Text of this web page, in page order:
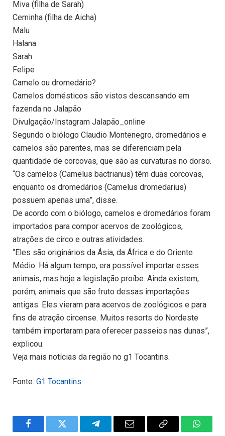
Miva (filha de Sarah)
Ceminha (filha de Aicha)
Malu
Halana
Sarah
Felipe
Camelo ou dromedário?
Camelos domésticos são vistos descansando em
fazenda no Jalapão
Divulgação/Instagram Jalapão_online
Segundo o biólogo Claudio Montenegro, dromedários e
camelos são parentes, mas se diferenciam pela
quantidade de corcovas, que são as curvaturas no dorso.
“Os camelos (Camelus bactrianus) têm duas corcovas,
enquanto os dromedários (Camelus dromedarius)
possuem apenas uma”, disse.
De acordo com o biólogo, camelos e dromedários foram
importados para compor acervos de zoológicos,
atrações de circo e outras atividades.
“Eles são originários da Ásia, da África e do Oriente
Médio. Há algum tempo, era possível importar esses
animais, mas hoje a legislação proíbe. Ainda existem,
porém, animais que são fruto dessas importações
antigas. Eles vieram para acervos de zoológicos e para
fins de atração circense. Muitos resorts do Nordeste
também importaram para oferecer passeios nas dunas”,
explicou.
Veja mais notícias da região no g1 Tocantins.
Fonte: G1 Tocantins
FacebookTwitter TelegramEmail
Copy